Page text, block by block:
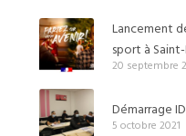
Lancement
sport à
20 septembre
Démarrage
5 octobre 2021